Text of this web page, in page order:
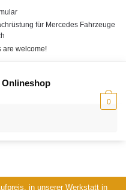
für Mercedes Fahrzeuge
are welcome!
0
in unserer Werkstatt in